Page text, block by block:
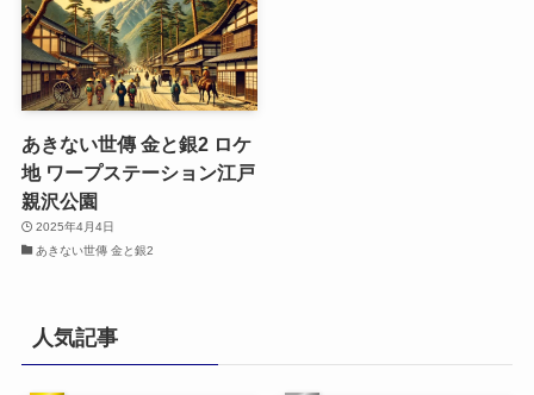
あきない世傳 金と銀2 ロケ
地 ワープステーション江戸
親沢公園
2025年4月4日
あきない世傳 金と銀2
人気記事